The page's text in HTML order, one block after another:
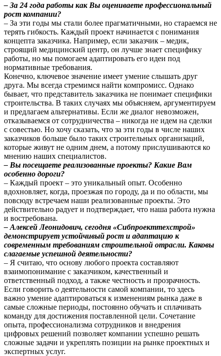
– За 24 года работы как Вы оцениваете профессиональный
рост компании?
– За эти годы мы стали более прагматичными, но стараемся не
терять гибкость. Каждый проект начинается с понимания
концепта заказчика. Например, если заказчик – медик,
строящий медицинский центр, он лучше знает специфику
работы, но мы помогаем адаптировать его идеи под
нормативные требования.
Конечно, ключевое значение имеет умение слышать друг
друга. Мы всегда стремимся найти компромисс. Однако
бывает, что представитель заказчика не понимает специфики
строительства. В таких случаях мы объясняем, аргументируем
и предлагаем альтернативы. Если же диалог невозможен,
отказываемся от сотрудничества – никогда не идем на сделки
с совестью. Но хочу сказать, что за эти годы в числе наших
заказчиков больше было таких строительных организаций,
которые живут не одним днем, а потому прислушиваются ко
мнению наших специалистов.
– Вы посещаете реализованные проекты? Какие Вам
особенно дороги?
– Каждый проект – это уникальный опыт. Особенно
вдохновляет, когда, проезжая по городу, да и по области, мы
повсюду встречаем наши реализованные проекты. Это
действительно радует и подтверждает, что наша работа нужна
и востребована.
– Алексей Леонидович, сегодня «Сибпроекттехстрой»
демонстрирует устойчивый рост и адаптацию к
современным требованиям строительной отрасли. Каковы
слагаемые успешной деятельности?
– Я считаю, что основу любого проекта составляют
взаимопонимание с заказчиком, качественный и
ответственный подход, а также честность и прозрачность.
Если говорить о деятельности самой компании, то здесь
важно умение адаптироваться к изменениям рынка даже в
самые сложные периоды, постоянно обучать и сплачивать
команду для достижения поставленной цели. Сочетание
опыта, профессионализма сотрудников и внедрения
цифровых решений позволяет компании успешно решать
сложные задачи и укреплять позиции на рынке проектных и
экспертных услуг.